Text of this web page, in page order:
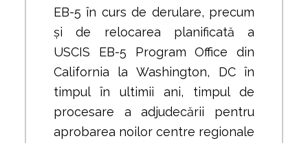
EB-5 în curs de derulare, precum
și de relocarea planificată a
USCIS EB-5 Program Office din
California la Washington, DC în
timpul în ultimii ani, timpul de
procesare a adjudecării pentru
aprobarea noilor centre regionale